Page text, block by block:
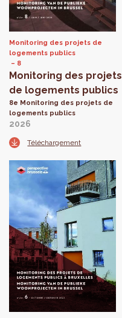
Monitoring des projets de
logements publics
8
Monitoring des projets
de logements publics
8e Monitoring des projets de
logements publics
2026
Téléchargement